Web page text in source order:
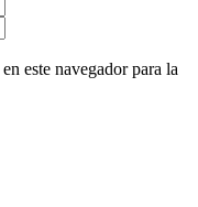
este navegador para la